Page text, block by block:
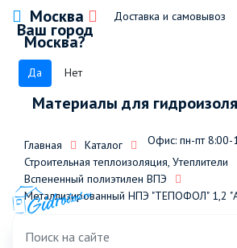
Москва
Ваш город
Москва?
Да Нет
Доставка и самовывоз
Материалы для
Офис: пн-пт 8:00-
Главная
Каталог
Строительная теплоизоляция, Утеплители
Вспененный полиэтилен ВПЭ
Металлизированный НПЭ "ТЕПОФОЛ" 1,2
Тепофол металл.02 А